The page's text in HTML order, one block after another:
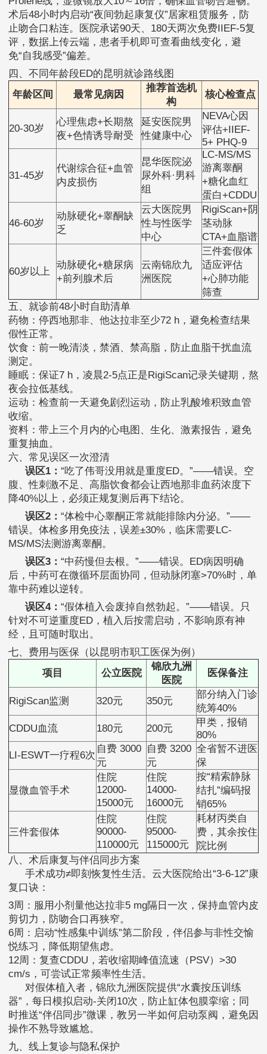
术后48小时内启动“夜间勃起康复仪”居家租赁服务，防
止吻合口粘连。医院承诺90天、180天两次免费IIEF-5复
评，数据上传云端，患者手机即可查看曲线变化，避
免“自我感受”偏差。
四、不同年龄段ED的昆明就诊路线图
年龄区间
最常见病因
推荐首选机
构
核心检查点
20-30岁
心理焦虑+长期熬
夜+色情诱导耐受
延安医院男
性健康中心
NEVA心因
评估+IIEF-
5+ PHQ-9
31-45岁
代谢综合征+血管
内皮损伤
昆华医院泌
尿外科·男科
组
LC-MS/MS
游离睾酮
+糖化血红
蛋白+CDDU
46-60岁
动脉硬化+睾酮缺
乏
云大医院男
性与性医学
中心
RigiScan+阴
茎动脉
CTA+血脂谱
60岁以上
动脉硬化+糖尿病
+前列腺术后
云南锦欣九
洲医院
三件套假体
适应评估
+心肺功能
筛查
五、就诊前48小时自助清单
药物：停西地那非、他达拉非至少72 h，避免检查结果
假性正常。
饮食：前一晚清淡，禁酒、禁高脂，防止血脂干扰血流
测定。
睡眠：保证7 h，凌晨2-5点正是RigiScan记录关键期，熬
夜会拉低基线。
运动：检查前一天避免剧烈运动，防止乳酸堆积致血管
收缩。
资料：带上三个月内的心电图、生化、激素报告，避免
重复抽血。
六、常见误区一次澄清
误区1： “吃了伟哥没用就是重度ED。”——错误。空
腹、性刺激不足、高脂饮食都会让西地那非血药浓度下
降40%以上，必须正规复测后再下结论。
误区2： “体检中心睾酮正常就能排除内分泌。”——
错误。体检多用免疫法，误差±30%，临床需要LC-
MS/MS法测游离睾酮。
误区3： “中药慢但去根。”——错误。ED病因明确
后，中药可在微循环层面协同，但动脉闭塞>70%时，单
靠中药难以逆转。
误区4： “假体植入会废掉自然勃起。”——错误。只
针对不可逆重度ED，植入后按需启动，不影响原有神
经，且可随时取出。
七、费用与医保（以昆明市职工医保为例）
项目
公立医院
锦欣九洲
医院
医保备注
RigiScan监测 320元 350元
部分纳入门诊
统筹40%
CDDU血流
180元 200元
甲类，报销
80%
LI-ESWT一疗程6次
自费 3000
元
自费 3200
元
全省暂不进医
保
显微血管手术
住院
12000-
15000元
住院
14000-
16000元
按“精索静脉
结扎”编码报
销65%
三件套假体
住院
90000-
110000元
住院
95000-
115000元
耗材丙类自
费，其余按住
院比例
八、术后康复与伴侣同步方案
手术成功≠即刻恢复性生活。云大医院给出“3-6-12”康
复口诀：
3周：服用小剂量他达拉非5 mg隔日一次，保持血管内皮
剪切力，防吻合口再狭窄。
6周：启动“性感集中训练”第二阶段，伴侣参与非性交愉
悦练习，降低期望焦虑。
12周：复查CDDU，若收缩期峰值流速（PSV）>30
cm/s，可尝试正常频率性生活。
对假体植入者，锦欣九洲医院提供“水囊按压训练
器”，每日模拟启动-关闭10次，防止缸体包膜挛缩；同
时推送“伴侣同步”微课，教另一半如何启动泵阀，避免因
操作不熟导致尴尬。
九、线上复诊与隐私保护